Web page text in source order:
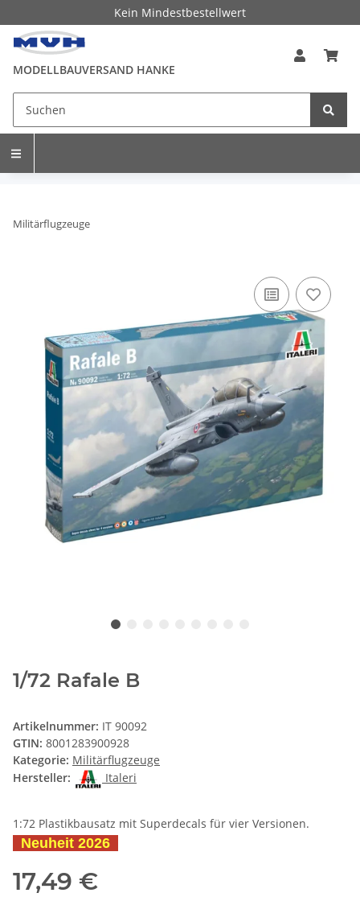
Kein Mindestbestellwert
MODELLBAUVERSAND HANKE
Militärflugzeuge
1/72 Rafale B
Artikelnummer: IT 90092
GTIN: 8001283900928
Kategorie: Militärflugzeuge
Hersteller:
Italeri
1:72 Plastikbausatz mit Superdecals für vier Versionen.
Neuheit 2026
17,49 €